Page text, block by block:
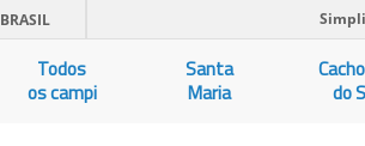
BRASIL
Todos
os campi
Santa
Maria
do